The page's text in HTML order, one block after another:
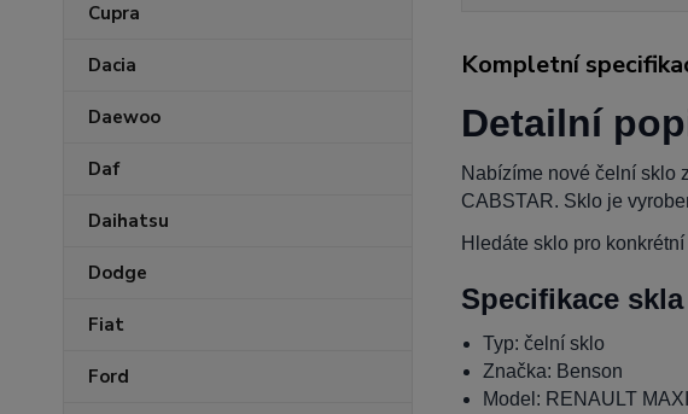
Cupra
Dacia
Daewoo
Daf
Daihatsu
Dodge
Fiat
Ford
Kompletní
Detailní
Nabízíme nové čelní sklo
CABSTAR. Sklo je
Hledáte sklo pro
Specifikace skla
Typ: čelní sklo
Značka: Benson
Model: RENAULT